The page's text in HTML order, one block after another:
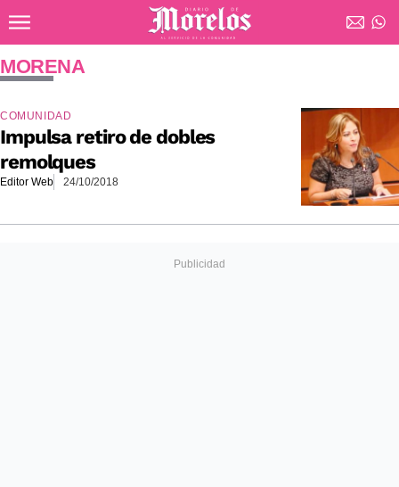
Diario de Morelos
MORENA
COMUNIDAD
Impulsa retiro de dobles
remolques
Editor Web 24/10/2018